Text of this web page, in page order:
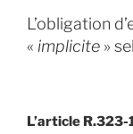
L’obligation
« implicite »
L’article R.323-